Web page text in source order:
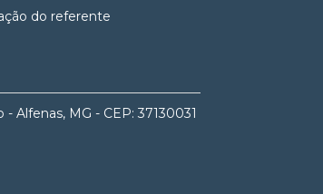
do referente
Alfenas, MG - CEP: 37130031